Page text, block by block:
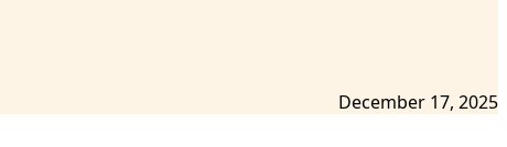
December 17, 2025